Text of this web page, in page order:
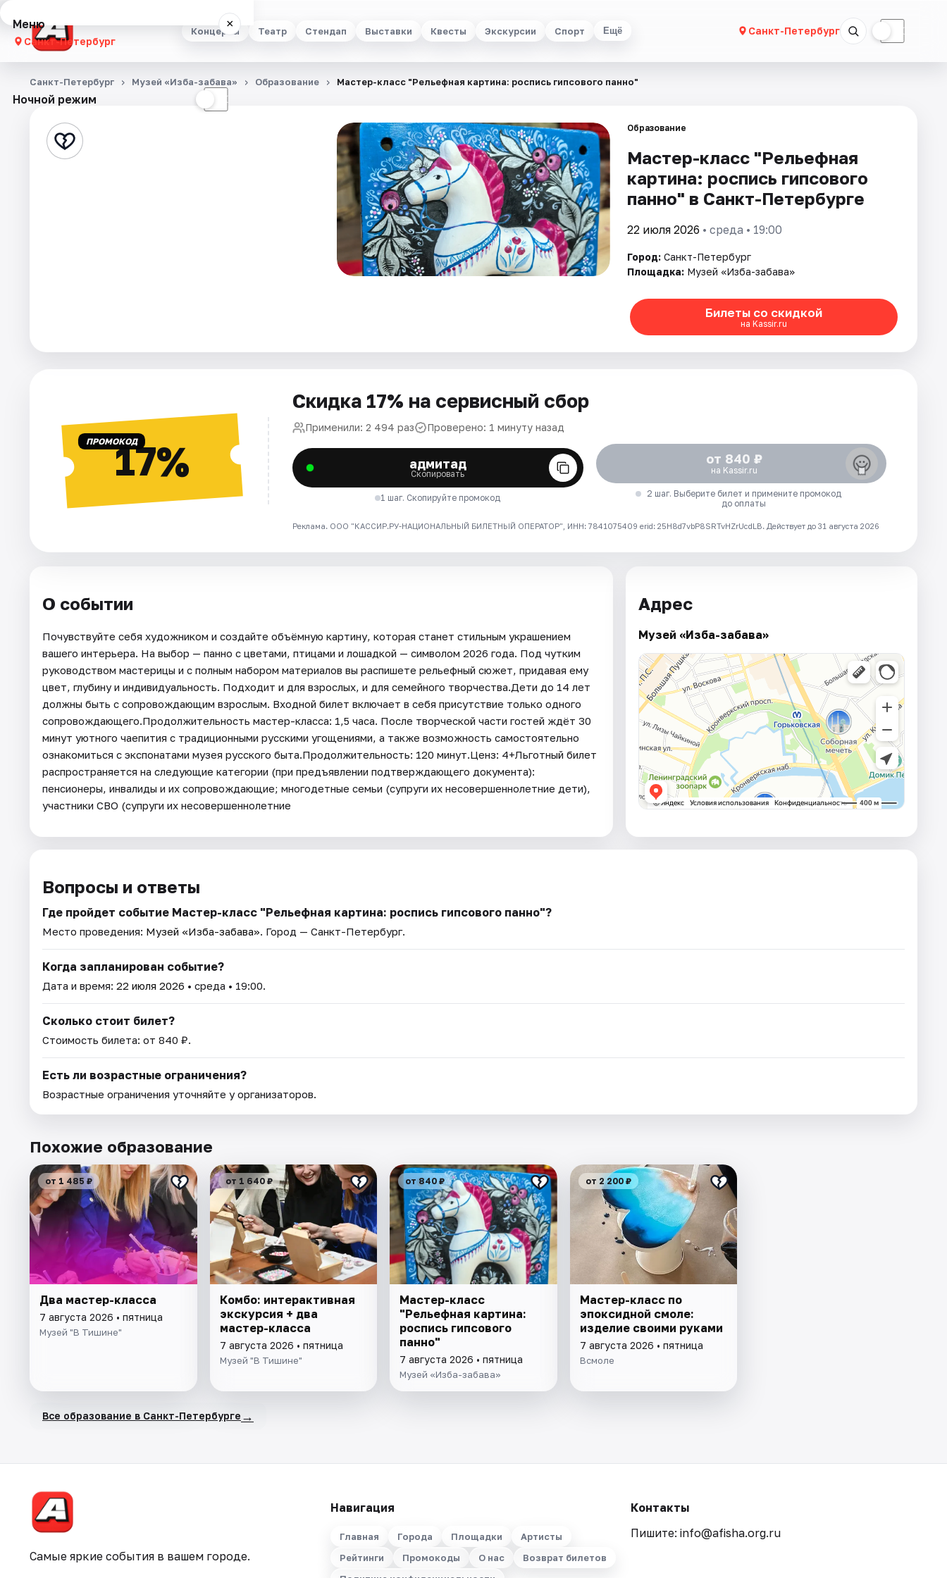
Концерты Театр Стендап Выставки Квесты Экскурсии Спорт Ещё Санкт-Петербург ☾
Меню ×
Санкт-Петербург
Концерты
Стендап
Города
Рейтинги
Ночной режим ☾
Санкт-Петербург Музей «Изба-забава» Образование Мастер-класс "Рельефная картина: роспись гипсового панно"
Образование
Мастер-класс "Рельефная
картина: роспись гипсового
панно" в Санкт-Петербурге
22 июля 2026 • среда • 19:00
Город: Санкт-Петербург
Площадка: Музей «Изба-забава»
Билеты со скидкой
на Kassir.ru
ПРОМОКОД17%
Скидка 17% на сервисный сбор
Применили: 2 494 раз Проверено: 1 минуту назад
адмитад
Скопировать
1 шаг. Скопируйте промокод
от 840 ₽
на Kassir.ru
2 шаг. Выберите билет и примените промокод
до оплаты
Реклама. ООО "КАССИР.РУ-НАЦИОНАЛЬНЫЙ БИЛЕТНЫЙ ОПЕРАТОР", ИНН: 7841075409 erid: 25H8d7vbP8SRTvHZrUcdLB. Действует до 31 августа 2026
О событии
Почувствуйте себя художником и создайте объёмную картину, которая станет стильным украшением
вашего интерьера. На выбор — панно с цветами, птицами и лошадкой — символом 2026 года. Под чутким
руководством мастерицы и с полным набором материалов вы распишете рельефный сюжет, придавая ему
цвет, глубину и индивидуальность. Подходит и для взрослых, и для семейного творчества.Дети до 14 лет
должны быть с сопровождающим взрослым. Входной билет включает в себя присутствие только одного
сопровождающего.Продолжительность мастер-класса: 1,5 часа. После творческой части гостей ждёт 30
минут уютного чаепития с традиционными русскими угощениями, а также возможность самостоятельно
ознакомиться с экспонатами музея русского быта.Продолжительность: 120 минут.Ценз: 4+Льготный билет
распространяется на следующие категории (при предъявлении подтверждающего документа):
пенсионеры, инвалиды и их сопровождающие; многодетные семьи (супруги их несовершеннолетние дети),
участники СВО (супруги их несовершеннолетние
Адрес
Музей «Изба-забава»
Вопросы и ответы
Где пройдет событие Мастер-класс "Рельефная картина: роспись гипсового панно"?
Место проведения: Музей «Изба-забава». Город — Санкт-Петербург.
Когда запланирован событие?
Дата и время: 22 июля 2026 • среда • 19:00.
Сколько стоит билет?
Стоимость билета: от 840 ₽.
Есть ли возрастные ограничения?
Возрастные ограничения уточняйте у организаторов.
Похожие образование
от 1 485 ₽
Два мастер-класса
7 августа 2026 • пятница
Музей "В Тишине"
от 1 640 ₽
Комбо: интерактивная
экскурсия + два
мастер-класса
7 августа 2026 • пятница
Музей "В Тишине"
от 840 ₽
Мастер-класс
"Рельефная картина:
роспись гипсового
панно"
7 августа 2026 • пятница
Музей «Изба-забава»
от 2 200 ₽
Мастер-класс по
эпоксидной смоле:
изделие своими руками
7 августа 2026 • пятница
Всмоле
Все образование в Санкт-Петербурге →
Самые яркие события в вашем городе.
Навигация
Главная Города Площадки
Артисты
Рейтинги
Промокоды О нас
Возврат билетов
Контакты
Пишите: info@afisha.org.ru